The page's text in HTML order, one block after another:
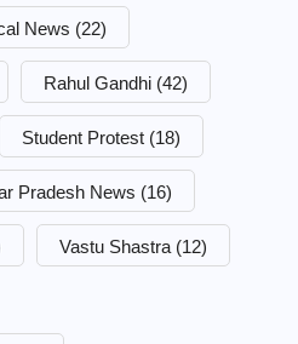
News (22)
Rahul Gandhi (42)
Student Protest (18)
Pradesh News (16)
Vastu Shastra (12)